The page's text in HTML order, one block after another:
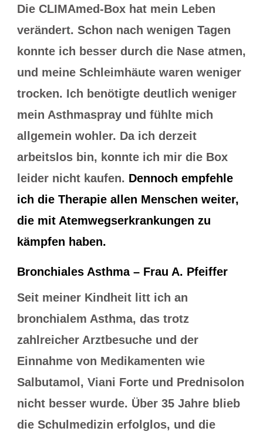
Die CLIMAmed-Box hat mein Leben
verändert. Schon nach wenigen Tagen
konnte ich besser durch die Nase atmen,
und meine Schleimhäute waren weniger
trocken. Ich benötigte deutlich weniger
mein Asthmaspray und fühlte mich
allgemein wohler. Da ich derzeit
arbeitslos bin, konnte ich mir die Box
leider nicht kaufen. Dennoch empfehle
ich die Therapie allen Menschen weiter,
die mit Atemwegserkrankungen zu
kämpfen haben.
Bronchiales Asthma – Frau A. Pfeiffer
Seit meiner Kindheit litt ich an
bronchialem Asthma, das trotz
zahlreicher Arztbesuche und der
Einnahme von Medikamenten wie
Salbutamol, Viani Forte und Prednisolon
nicht besser wurde. Über 35 Jahre blieb
die Schulmedizin erfolglos, und die